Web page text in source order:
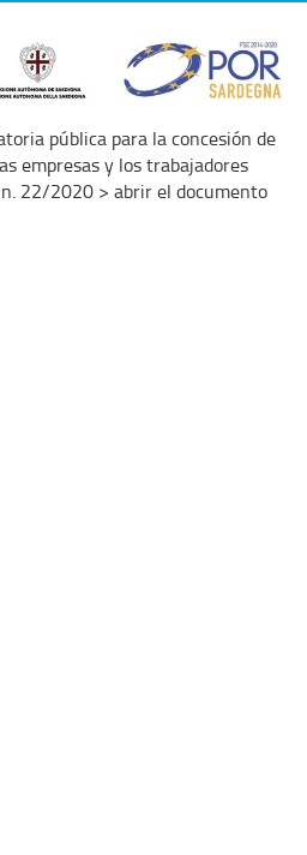
pública para la concesión de
empresas y los trabajadores
22/2020 > abrir el documento